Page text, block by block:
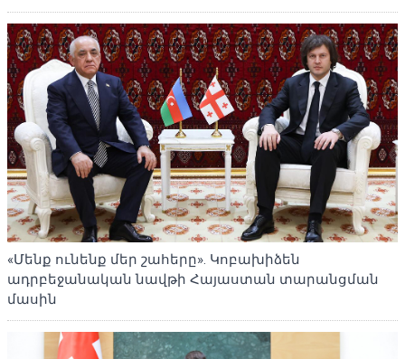
«Մենք ունենք մեր շահերը». Կոբախիձեն
ադրբեջանական նավթի Հայաստան տարանցման
մասին